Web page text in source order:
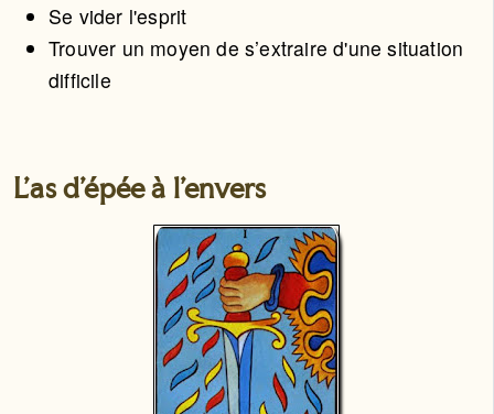
Se vider l'esprit
Trouver un moyen de s’extraire d'une situation
difficile
L'as d'épée à l'envers